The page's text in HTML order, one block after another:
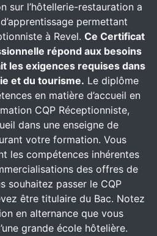
sur l’hôtellerie-restauration a
permettant
à Revel. Ce Certificat
répond aux besoins
les exigences requises dans
et du tourisme. Le diplôme
en matière d’accueil en
CQP Réceptionniste,
dans une enseigne de
votre formation. Vous
les compétences inhérentes
des offres de
souhaitez passer le CQP
être titulaire du Bac. Notez
en alternance que vous
grande école hôtelière.